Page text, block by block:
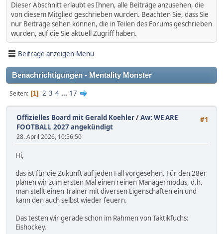
Dieser Abschnitt erlaubt es Ihnen, alle Beiträge anzusehen, die
von diesem Mitglied geschrieben wurden. Beachten Sie, dass Sie
nur Beiträge sehen können, die in Teilen des Forums geschrieben
wurden, auf die Sie aktuell Zugriff haben.
Beiträge anzeigen-Menü
Benachrichtigungen - Mentality Monster
Seiten 1 2 3 4 ... 17
#1
Offizielles Board mit Gerald Koehler/Aw: WE ARE
FOOTBALL 2027 angekündigt
28. April 2026, 10:56:50
Hi,
das ist für die Zukunft auf jeden Fall vorgesehen. Für den 28er
planen wir zum ersten Mal einen reinen Managermodus, d.h.
man stellt einen Trainer mit diversen Eigenschaften ein und
kann den auch selbst wieder feuern.
Das testen wir gerade schon im Rahmen von Taktikfuchs:
Eishockey.